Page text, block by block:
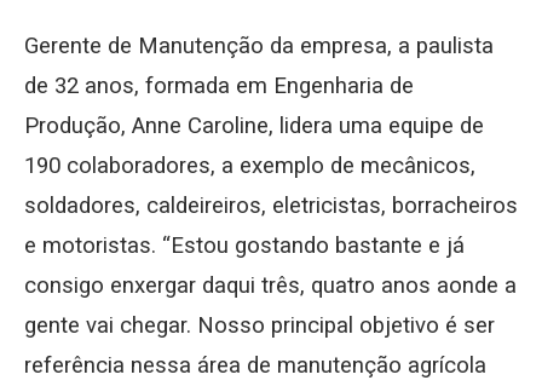
Gerente de Manutenção da empresa, a paulista
de 32 anos, formada em Engenharia de
Produção, Anne Caroline, lidera uma equipe de
190 colaboradores, a exemplo de mecânicos,
soldadores, caldeireiros, eletricistas, borracheiros
e motoristas. “Estou gostando bastante e já
consigo enxergar daqui três, quatro anos aonde a
gente vai chegar. Nosso principal objetivo é ser
referência nessa área de manutenção agrícola